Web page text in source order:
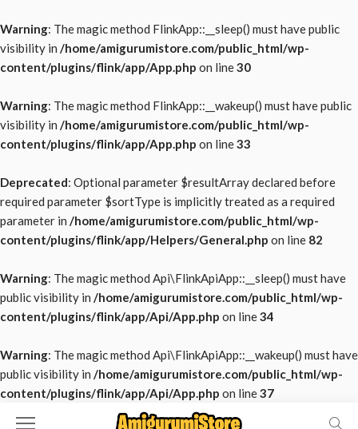
Warning: The magic method FlinkApp::__sleep() must have public
visibility in /home/amigurumistore.com/public_html/wp-
content/plugins/flink/app/App.php on line30
Warning: The magic method FlinkApp::__wakeup() must have public
visibility in /home/amigurumistore.com/public_html/wp-
content/plugins/flink/app/App.php on line33
Deprecated: Optional parameter $resultArray declared before
required parameter $sortType is implicitly treated as a required
parameter in /home/amigurumistore.com/public_html/wp-
content/plugins/flink/app/Helpers/General.php on line 82
Warning: The magic method Api\FlinkApiApp::__sleep() must have
public visibility in /home/amigurumistore.com/public_html/wp-
content/plugins/flink/app/Api/App.php on line34
Warning: The magic method Api\FlinkApiApp::__wakeup() must have
public visibility in /home/amigurumistore.com/public_html/wp-
content/plugins/flink/app/Api/App.php on line37